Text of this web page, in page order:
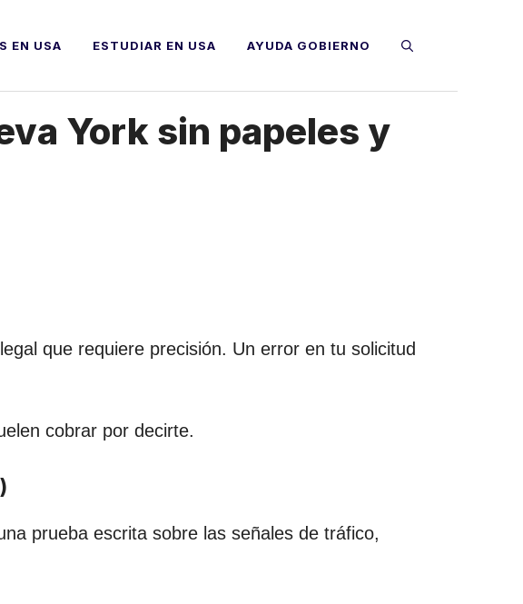
EN USA ESTUDIAR EN USA AYUDA GOBIERNO
York sin papeles y
que requiere precisión. Un error en tu solicitud
cobrar por decirte.
prueba escrita sobre las señales de tráfico,